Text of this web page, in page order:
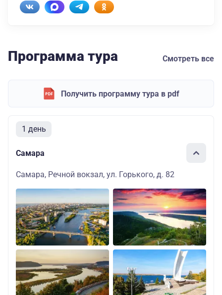
Программа тура Смотреть все
Получить программу тура в pdf
1 день
Самара
Самара, Речной вокзал, ул. Горького, д. 82